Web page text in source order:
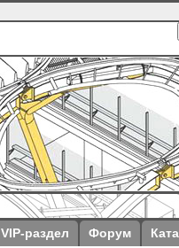
VIP-раздел Форум